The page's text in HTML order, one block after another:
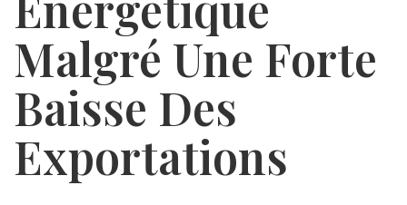
Malgré Une Forte
Baisse Des
Exportations